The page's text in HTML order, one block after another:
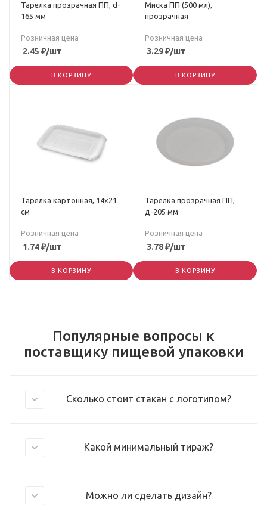
Тарелка прозрачная ПП, d-
165 мм
Розничная цена
2.45 ₽/шт
В КОРЗИНУ
Миска ПП (500 мл),
прозрачная
Розничная цена
3.29₽/шт
В КОРЗИНУ
Тарелка картонная, 14х21
см
Розничная цена
1.74₽/шт
В КОРЗИНУ
Тарелка прозрачная ПП,
д-205 мм
Розничная цена
3.78₽/шт
В КОРЗИНУ
Популярные вопросы к
поставщику пищевой упаковки
Сколько стоит стакан с логотипом?
Какой минимальный тираж?
Можно ли сделать дизайн?